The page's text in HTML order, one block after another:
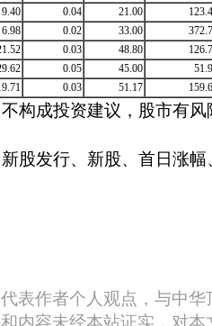
9.40 0.04 21.00
6.98 0.02 33.00
0.03 48.80
0.05 45.00
0.03 51.17
构成投资建议，股市有
股发行、新股、首日涨幅